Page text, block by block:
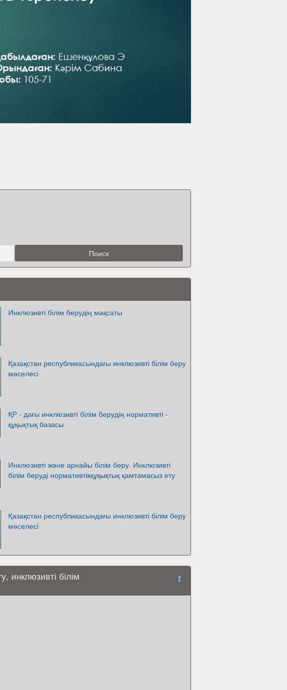
Инклюзивті білім берудің мақсаты
Қазақстан республикасындағы инклюзивті білім беру
мәселесі
ҚР - дағы инклюзивті білім берудің нормативті -
құқықтық базасы
Инклюзивті және арнайы білім беру. Инклюзивті
білім беруді нормативтікқұқықтық қамтамасыз ету
Қазақстан республикасындағы инклюзивті білім беру
мәселесі
инклюзивті білім